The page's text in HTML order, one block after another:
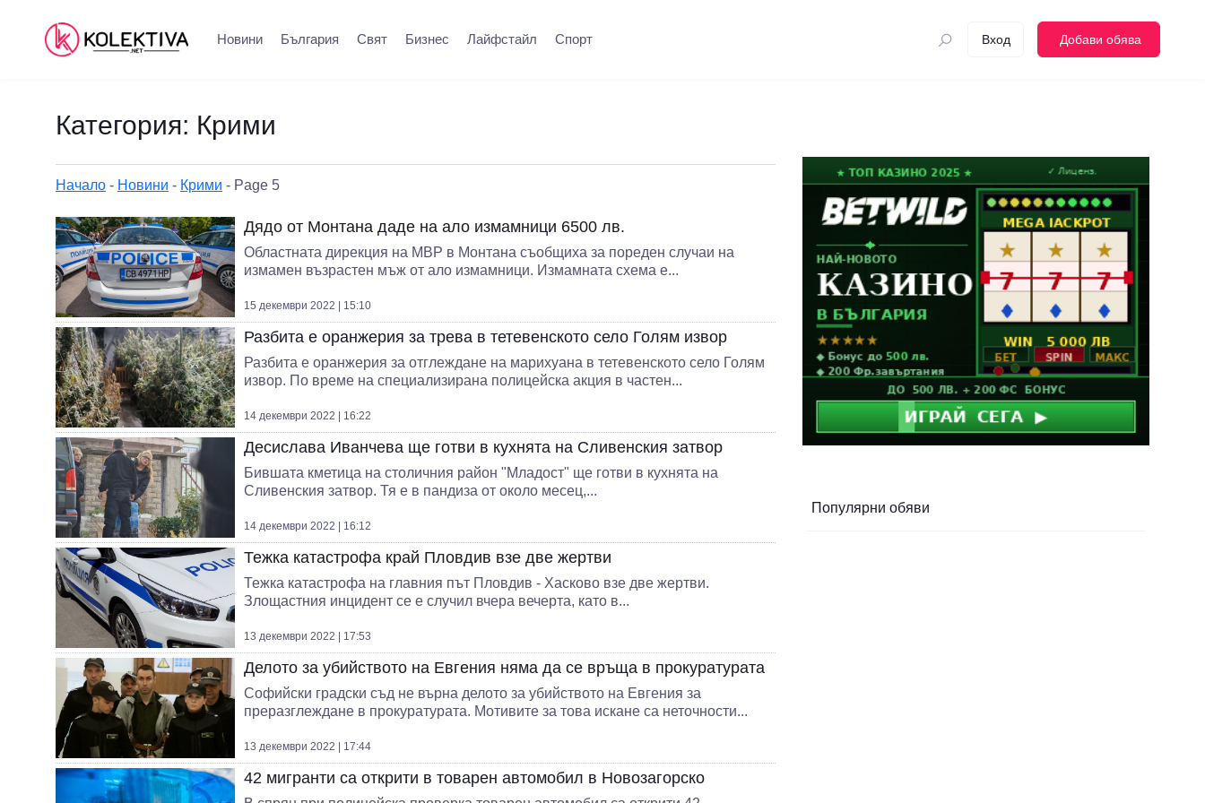
Новини България Свят Бизнес Лайфстайл Спорт Вход Добави обява
Категория: Крими
Начало - Новини - Крими - Page 5
Дядо от Монтана даде на ало измамници 6500 лв.
Областната дирекция на МВР в Монтана съобщиха за пореден случаи на
измамен възрастен мъж от ало измамници. Измамната схема е...
15 декември 2022 | 15:10
Разбита е оранжерия за трева в тетевенското село Голям извор
Разбита е оранжерия за отглеждане на марихуана в тетевенското село Голям
извор. По време на специализирана полицейска акция в частен...
14 декември 2022 | 16:22
Десислава Иванчева ще готви в кухнята на Сливенския затвор
Бившата кметица на столичния район "Младост" ще готви в кухнята на
Сливенския затвор. Тя е в пандиза от около месец,...
14 декември 2022 | 16:12
Тежка катастрофа край Пловдив взе две жертви
Тежка катастрофа на главния път Пловдив - Хасково взе две жертви.
Злощастния инцидент се е случил вчера вечерта, като в...
13 декември 2022 | 17:53
Делото за убийството на Евгения няма да се връща в прокуратурата
Софийски градски съд не върна делото за убийството на Евгения за
преразглеждане в прокуратурата. Мотивите за това искане са неточности...
13 декември 2022 | 17:44
42 мигранти са открити в товарен автомобил в Новозагорско
Популярни обяви